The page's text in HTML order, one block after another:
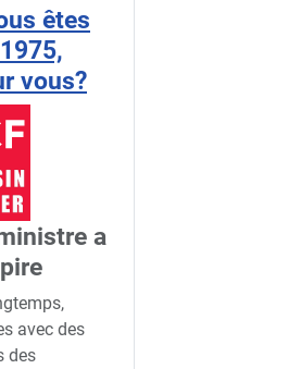
êtes
vous?
a
avec des
des